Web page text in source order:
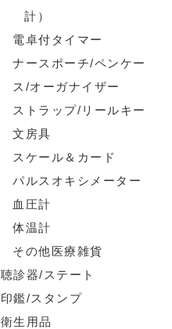
計）
電卓付タイマー
ナースポーチ/ペンケー
ス/オーガナイザー
ストラップ/リールキー
文房具
スケール＆カード
パルスオキシメーター
血圧計
体温計
その他医療雑貨
聴診器/ステート
印鑑/スタンプ
衛生用品